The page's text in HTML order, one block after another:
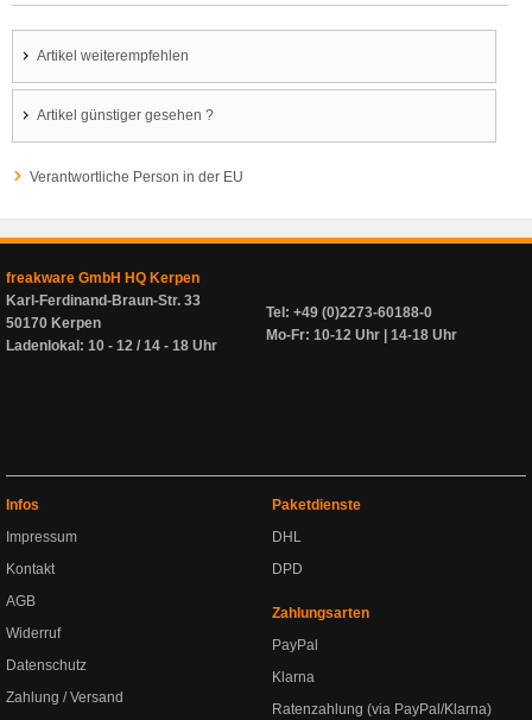
Artikel weiterempfehlen
Artikel günstiger gesehen ?
Verantwortliche Person in der EU
freakware GmbH HQ Kerpen
Karl-Ferdinand-Braun-Str. 33
50170 Kerpen
Ladenlokal: 10 - 12 / 14 - 18 Uhr
Tel: +49 (0)2273-60188-0
Mo-Fr: 10-12 Uhr | 14-18 Uhr
Infos
Impressum
Kontakt
AGB
Widerruf
Datenschutz
Zahlung / Versand
Paketdienste
DHL
DPD
Zahlungsarten
PayPal
Klarna
Ratenzahlung (via PayPal/Klarna)